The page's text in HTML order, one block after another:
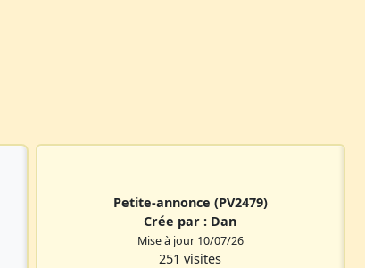
Petite-annonce (PV2479)
Crée par : Dan
Mise à jour 10/07/26
251 visites